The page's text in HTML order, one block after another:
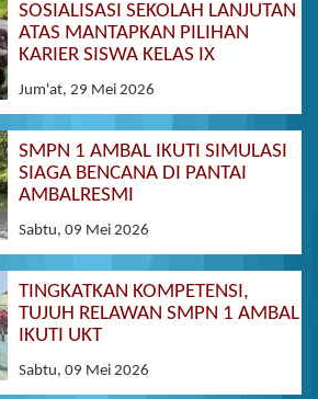
SOSIALISASI SEKOLAH LANJUTAN
ATAS MANTAPKAN PILIHAN
KARIER SISWA KELAS IX
Jum'at, 29 Mei 2026
SMPN 1 AMBAL IKUTI SIMULASI
SIAGA BENCANA DI PANTAI
AMBALRESMI
Sabtu, 09 Mei 2026
TINGKATKAN KOMPETENSI,
TUJUH RELAWAN SMPN 1 AMBAL
IKUTI UKT
Sabtu, 09 Mei 2026